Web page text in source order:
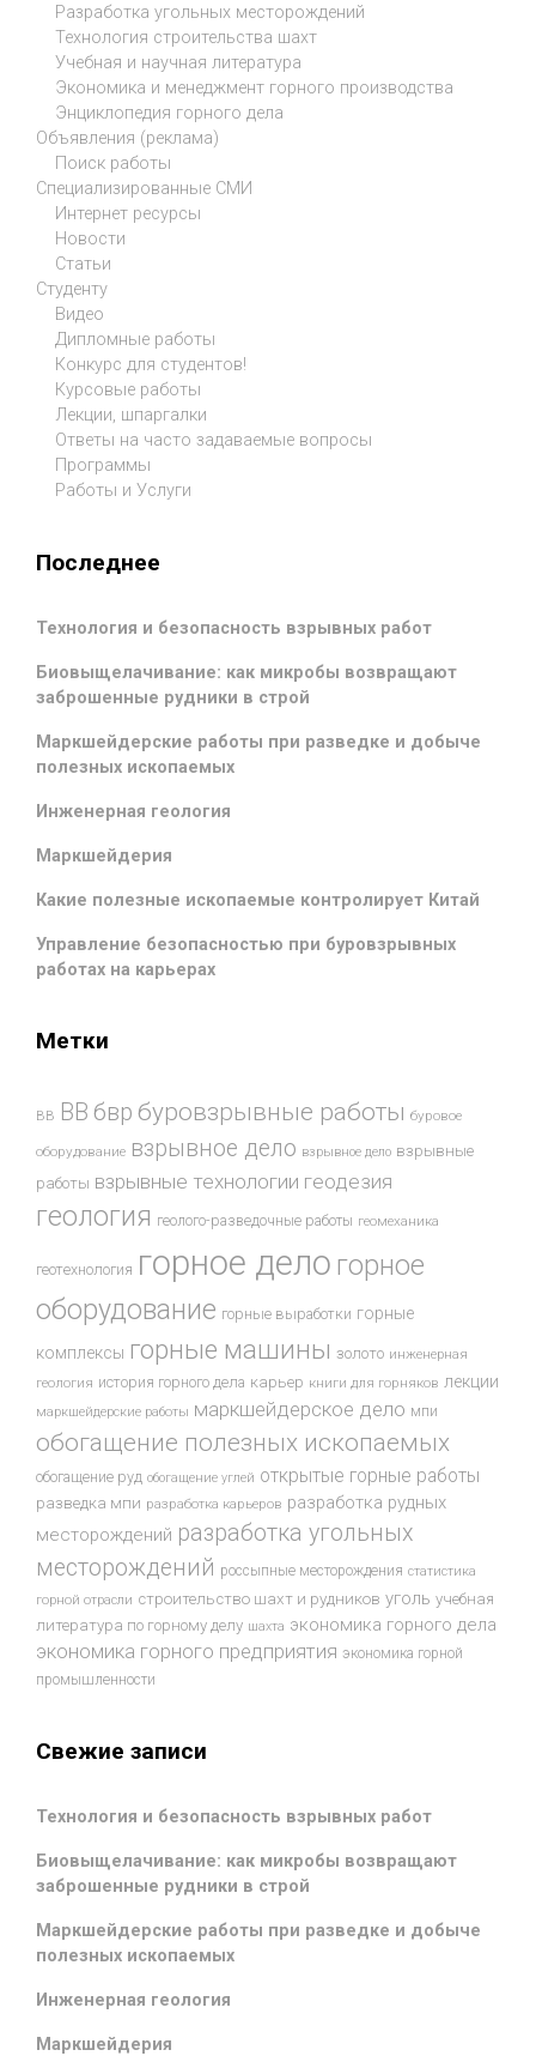
Разработка угольных месторождений
Технология строительства шахт
Учебная и научная литература
Экономика и менеджмент горного производства
Энциклопедия горного дела
Объявления (реклама)
Поиск работы
Специализированные СМИ
Интернет ресурсы
Новости
Статьи
Студенту
Видео
Дипломные работы
Конкурс для студентов!
Курсовые работы
Лекции, шпаргалки
Ответы на часто задаваемые вопросы
Программы
Работы и Услуги
Последнее
Технология и безопасность взрывных работ
Биовыщелачивание: как микробы возвращают
заброшенные рудники в строй
Маркшейдерские работы при разведке и добыче
полезных ископаемых
Инженерная геология
Маркшейдерия
Какие полезные ископаемые контролирует Китай
Управление безопасностью при буровзрывных
работах на карьерах
Метки
ВВ ВВ бвр буровзрывные работы буровое
оборудование взрывное дело взрывное дело взрывные
работы взрывные технологии геодезия
геология геолого-разведочные работы геомеханика
геотехнология горное дело горное
оборудование горные выработки горные
комплексы горные машины золото инженерная
геология история горного дела карьер книги для горняков лекции
маркшейдерские работы маркшейдерское дело мпи
обогащение полезных ископаемых
обогащение руд обогащение углей открытые горные работы
разведка мпи разработка карьеров разработка рудных
месторождений разработка угольных
месторождений россыпные месторождения статистика
горной отрасли строительство шахт и рудников уголь учебная
литература по горному делу шахта экономика горного дела
экономика горного предприятия экономика горной
промышленности
Свежие записи
Технология и безопасность взрывных работ
Биовыщелачивание: как микробы возвращают
заброшенные рудники в строй
Маркшейдерские работы при разведке и добыче
полезных ископаемых
Инженерная геология
Маркшейдерия